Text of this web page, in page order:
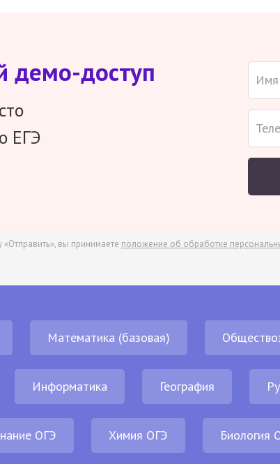
демо-доступ
ЕГЭ
вы принимаете положение об обработке
Математика (базовая)
Информатика География
ОГЭ Химия ОГЭ Биология